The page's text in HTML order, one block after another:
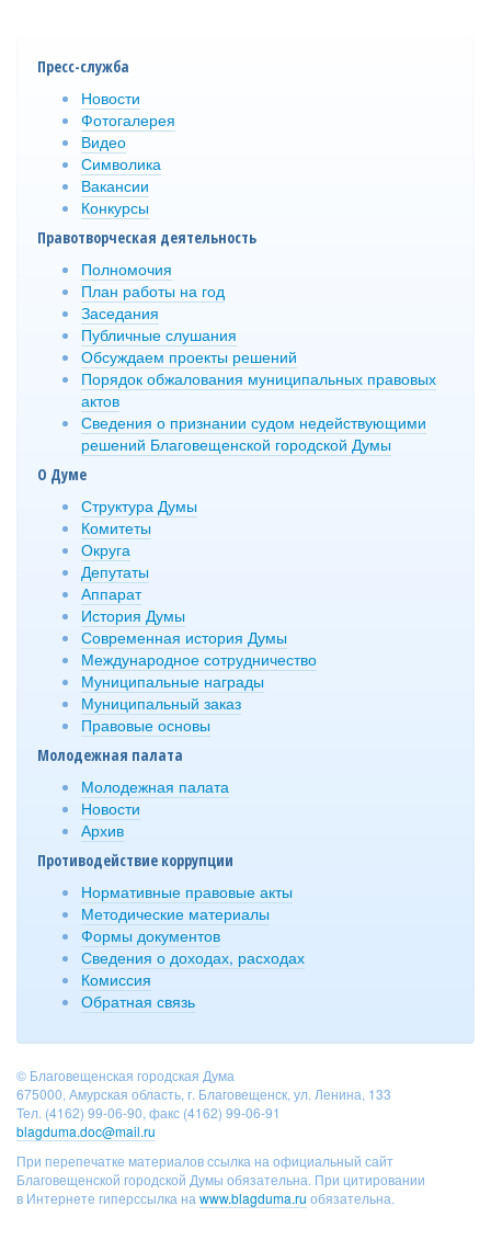
Пресс-служба
Новости
Фотогалерея
Видео
Символика
Вакансии
Конкурсы
Правотворческая деятельность
Полномочия
План работы на год
Заседания
Публичные слушания
Обсуждаем проекты решений
Порядок обжалования муниципальных правовых
актов
Сведения о признании судом недействующими
решений Благовещенской городской Думы
О Думе
Структура Думы
Комитеты
Округа
Депутаты
Аппарат
История Думы
Современная история Думы
Международное сотрудничество
Муниципальные награды
Муниципальный заказ
Правовые основы
Молодежная палата
Молодежная палата
Новости
Архив
Противодействие коррупции
Нормативные правовые акты
Методические материалы
Формы документов
Сведения о доходах, расходах
Комиссия
Обратная связь
© Благовещенская городская Дума
675000, Амурская область, г. Благовещенск, ул. Ленина, 133
Тел. (4162) 99-06-90, факс (4162) 99-06-91
blagduma.doc@mail.ru
При перепечатке материалов ссылка на официальный сайт
Благовещенской городской Думы обязательна. При цитировании
в Интернете гиперссылка на www.blagduma.ru обязательна.